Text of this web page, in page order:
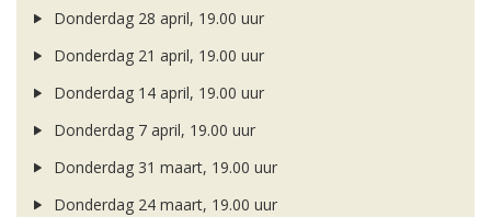
Donderdag 28 april, 19.00 uur
Donderdag 21 april, 19.00 uur
Donderdag 14 april, 19.00 uur
Donderdag 7 april, 19.00 uur
Donderdag 31 maart, 19.00 uur
Donderdag 24 maart, 19.00 uur